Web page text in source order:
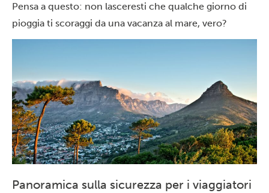
Pensa a questo: non lasceresti che qualche giorno di
pioggia ti scoraggi da una vacanza al mare, vero?
Panoramica sulla sicurezza per i viaggiatori